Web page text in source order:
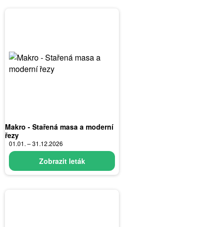
Makro - Stařená masa a moderní
řezy
01.01. – 31.12.2026
Zobrazit leták